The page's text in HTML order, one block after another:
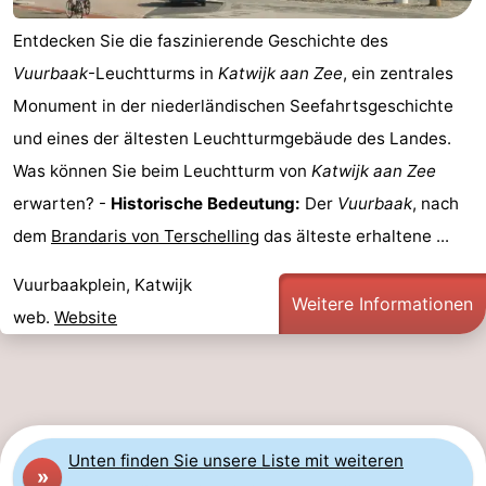
Reiten
-
Golfplatze
-
Surfen
Sportangeln
Essen
und
trinken
Veranstaltungen
Praktisch
Forum
Parken
Reisebuchshop
Entdecken Sie die faszinierende Geschichte des
Vuurbaak-Leuchtturms in Katwijk aan Zee, ein zentrales
Monument in der niederländischen Seefahrtsgeschichte
und eines der ältesten Leuchtturmgebäude des Landes.
Was können Sie beim Leuchtturm von Katwijk aan Zee
erwarten? - Historische Bedeutung: Der Vuurbaak, nach
dem Brandaris von Terschelling das älteste erhaltene ...
Vuurbaakplein, Katwijk
web. Website
Weitere Informationen
»
Unten finden Sie unsere Liste mit weiteren